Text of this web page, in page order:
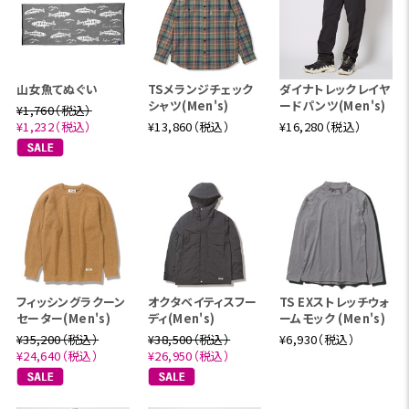
山女魚てぬぐい
¥1,760（税込）
¥1,232（税込）
TSメランジチェック
シャツ(Men's)
¥13,860（税込）
ダイナトレックレイヤ
ードパンツ(Men's)
¥16,280（税込）
フィッシングラクーン
セーター(Men's)
¥35,200（税込）
¥24,640（税込）
オクタベイティスフー
ディ(Men's)
¥38,500（税込）
¥26,950（税込）
TS EXストレッチウォ
ームモック (Men's)
¥6,930（税込）